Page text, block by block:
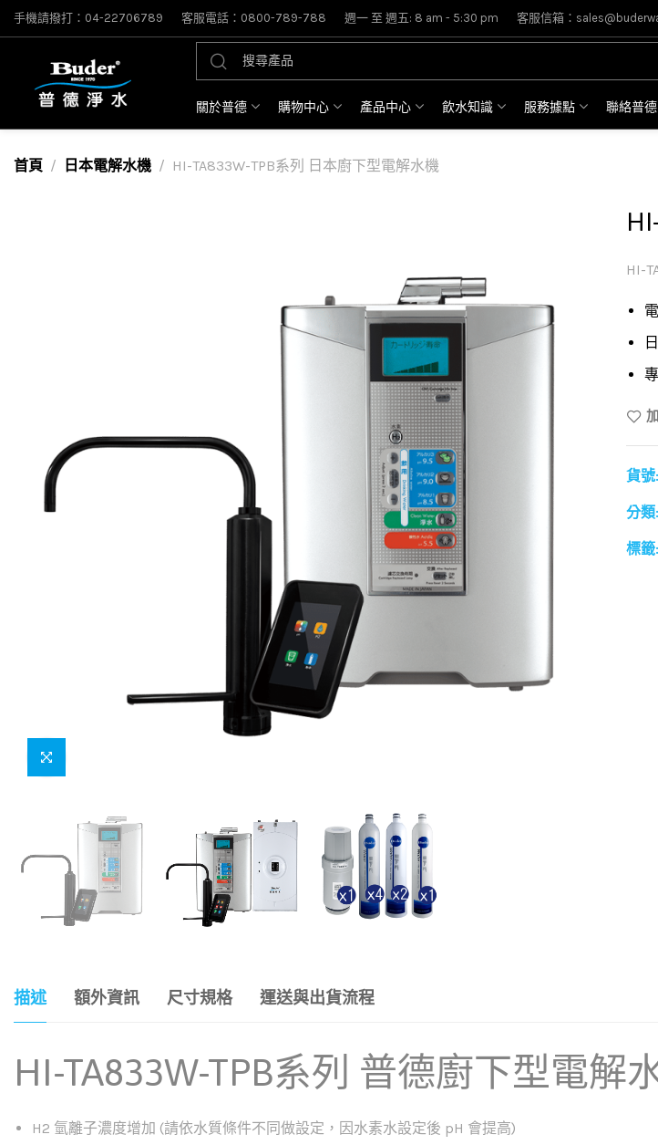
手機請撥打：04-22706789 客服電話：0800-789-788 週一 至 週五: 8 am - 5:30 pm 客服信箱：
關於普德 購物中心 產品中心 飲水知識 服務據點 聯絡普德
首頁 日本電解水機 HI-TA833W-TPB系列 日本廚下型電解水機
HI-
貨號:
分類:
標籤:
描述 額外資訊 尺寸規格 運送與出貨流程
HI-TA833W-TPB系列 普德廚下型電解
H2 氫離子濃度增加 (請依水質條件不同做設定，因水素水設定後 pH 會提高)